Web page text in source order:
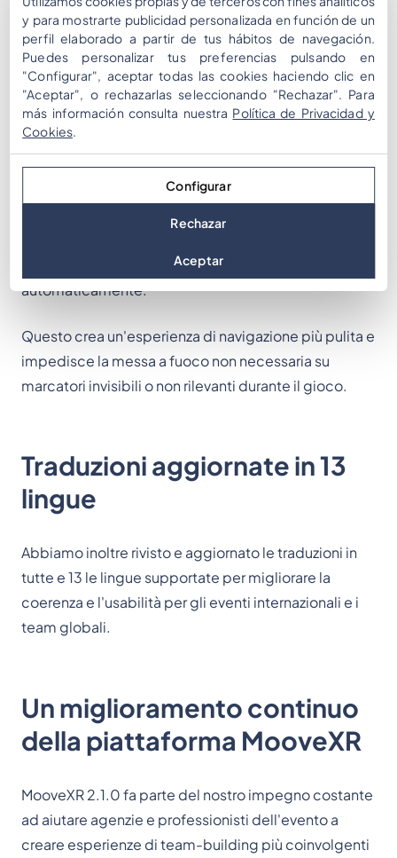
rimanere connessi in modo più costante durante gli
eventi in diretta, riducendo le interruzioni e creando
un'esperienza di gioco più fluida.
Comportamento della
mappa migliorato
trasparenti e lo zoom della mappa le ignora
automaticamente.
Questo crea un'esperienza di navigazione più pulita e
impedisce la messa a fuoco non necessaria su
marcatori invisibili o non rilevanti durante il gioco.
Traduzioni aggiornate in 13
lingue
Abbiamo inoltre rivisto e aggiornato le traduzioni in
tutte e 13 le lingue supportate per migliorare la
coerenza e l'usabilità per gli eventi internazionali e i
team globali.
Un miglioramento continuo
della piattaforma MooveXR
MooveXR 2.1.0 fa parte del nostro impegno costante
ad aiutare agenzie e professionisti dell'evento a
creare esperienze di team-building più coinvolgenti
y para mostrarte publicidad personalizada en función de un
perfil elaborado a partir de tus hábitos de navegación.
Puedes personalizar tus preferencias pulsando en
"Configurar", aceptar todas las cookies haciendo clic en
"Aceptar", o rechazarlas seleccionando "Rechazar". Para
más información consulta nuestra Política de Privacidad y
Cookies.
Configurar
Rechazar
Aceptar